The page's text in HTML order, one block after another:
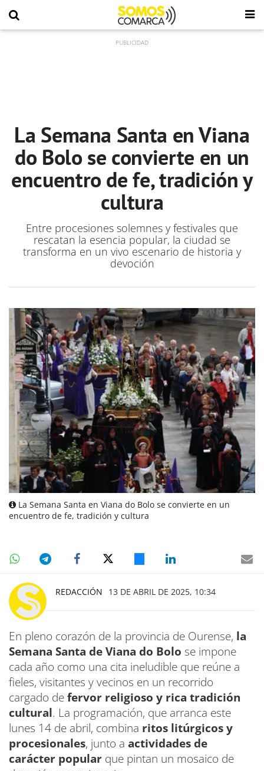
La Semana Santa en Viana
do Bolo se convierte en un
encuentro de fe, tradición y
cultura
Entre procesiones solemnes y festivales que
rescatan la esencia popular, la ciudad se
transforma en un vivo escenario de historia y
devoción
La Semana Santa en Viana do Bolo se convierte en un
encuentro de fe, tradición y cultura
REDACCIÓN 13 DE ABRIL DE 2025, 10:34
En pleno corazón de la provincia de Ourense, la
Semana Santa de Viana do Bolo se impone
cada año como una cita ineludible que reúne a
fieles, visitantes y vecinos en un recorrido
cargado defervor religioso y rica tradición
cultural. La programación, que arranca este
lunes 14 de abril, combina ritos litúrgicos y
procesionales, junto a actividades de
carácter popular que pintan un mosaico de